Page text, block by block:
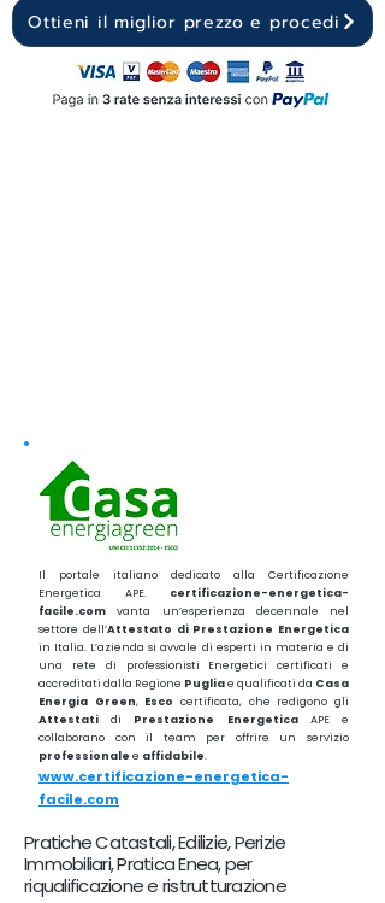
Ottieni il miglior prezzo e procedi
Il portale italiano dedicato alla Certificazione
Energetica APE. certificazione-energetica-
facile.com vanta un’esperienza decennale nel
settore dell’Attestato di Prestazione Energetica
in Italia. L’azienda si avvale di esperti in materia e di
una rete di professionisti Energetici certificati e
accreditati dalla Regione Pugliae qualificati da Casa
Energia Green, Escocertificata, che redigono gli
Attestatidi Prestazione EnergeticaAPE e
collaborano con il team per offrire un servizio
professionale e affidabile.
www.certificazione-energetica-
facile.com
Pratiche Catastali, Edilizie, Perizie
Immobiliari, Pratica Enea, per
riqualificazione e ristrutturazione